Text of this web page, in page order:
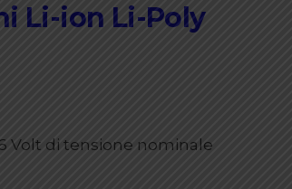
Li-ion Li-Poly
Volt di tensione nominale